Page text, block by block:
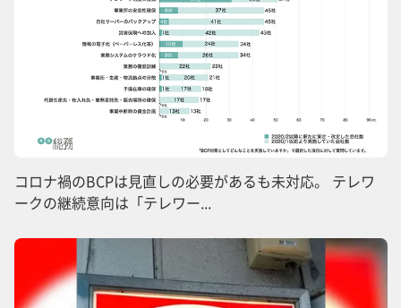
コロナ禍のBCPは見直しの必要があるも未対応。 テレワ
ークの継続意向は「テレワー...